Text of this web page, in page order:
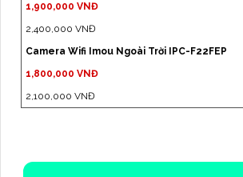
1,900,000 VNĐ
2,400,000 VNĐ
Camera Wifi Imou Ngoài Trời IPC-F22FEP
1,800,000 VNĐ
2,100,000 VNĐ